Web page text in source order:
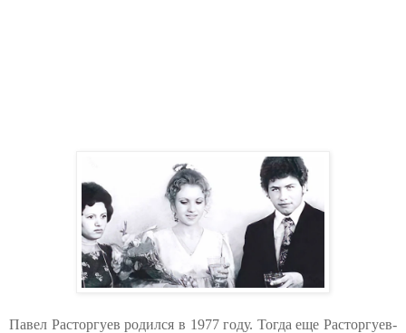
Павел Расторгуев родился в 1977 году. Тогда еще Расторгуев-